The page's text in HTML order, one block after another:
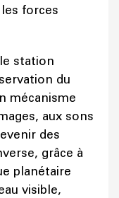
forces
station
du
mécanisme
aux sons
des
grâce à
planétaire
visible,